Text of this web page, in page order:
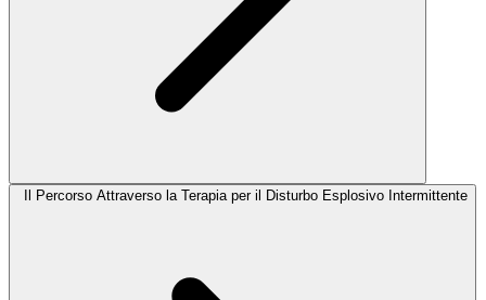
Il Percorso Attraverso la Terapia per il Disturbo Esplosivo Intermittente